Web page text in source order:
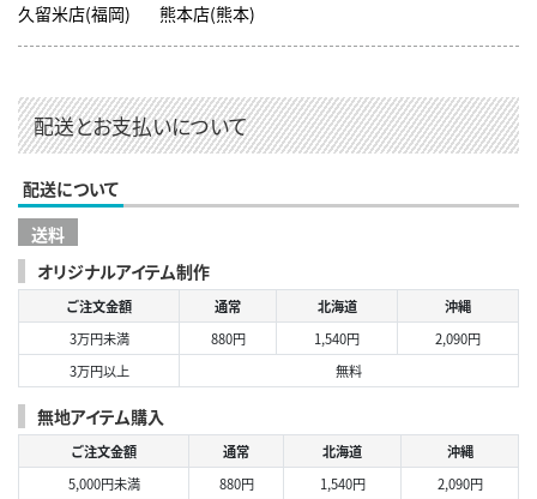
久留米店(福岡)
熊本店(熊本)
配送とお支払いについて
配送について
送料
オリジナルアイテム制作
ご注文金額 通常 北海道
沖縄
3万円未満
880円 1,540円
2,090円
3万円以上
無料
無地アイテム購入
ご注文金額 通常 北海道
沖縄
5,000円未満
880円 1,540円
2,090円